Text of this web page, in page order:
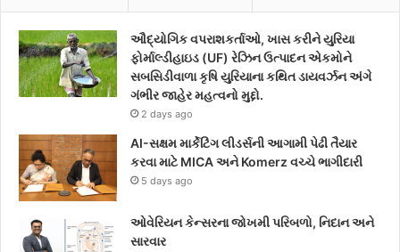
ઔદ્યોગિક વપરાશકર્તાઓ, ખાસ કરીને યુરિયા
ફોર્માલ્ડીહાઇડ (UF) રેઝિન ઉત્પાદન એકમોને
સબસિડીવાળા કૃષિ યુરિયાના કથિત ડાયવર્ઝન અંગે
ગંભીર જાહેર મહત્વનો મુદ્દો.
2 days ago
AI-સક્ષમ માર્કેટિંગ લીડર્સની આગામી પેઢી તૈયાર
કરવા માટે MICA અને Komerz વચ્ચે ભાગીદારી
5 days ago
ઓવેરિયન કેન્સરના જોખમી પરિબળો, નિદાન અને
સારવાર